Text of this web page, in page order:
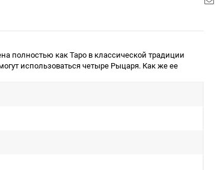
полностью как Таро в классической традиции
использоваться четыре Рыцаря. Как же ее